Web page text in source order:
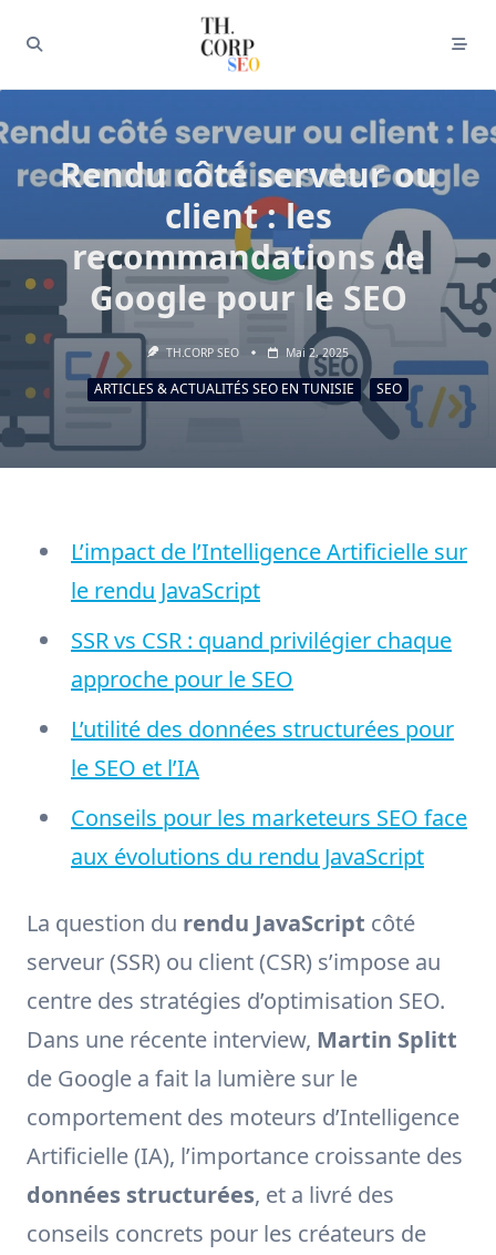
Rendu côté serveur ou
client : les
recommandations de
Google pour le SEO
TH.CORP SEO Mai 2, 2025
ARTICLES & ACTUALITÉS SEO EN TUNISIE SEO
L’impact de l’Intelligence Artificielle sur
le rendu JavaScript
SSR vs CSR : quand privilégier chaque
approche pour le SEO
L’utilité des données structurées pour
le SEO et l’IA
Conseils pour les marketeurs SEO face
aux évolutions du rendu JavaScript
La question du rendu JavaScript côté
serveur (SSR) ou client (CSR) s’impose au
centre des stratégies d’optimisation SEO.
Dans une récente interview, Martin Splitt
de Google a fait la lumière sur le
comportement des moteurs d’Intelligence
Artificielle (IA), l’importance croissante des
données structurées, et a livré des
conseils concrets pour les créateurs de